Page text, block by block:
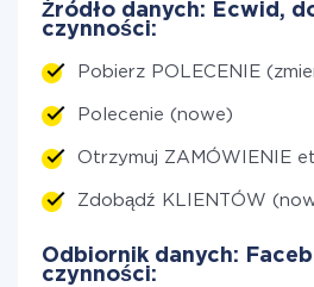
Źródło danych: Ecwid,
czynności:
Pobierz POLECENIE
Polecenie (nowe)
Otrzymuj ZAMÓWIENIE
Zdobądź KLIENTÓW
Odbiornik danych:
czynności: